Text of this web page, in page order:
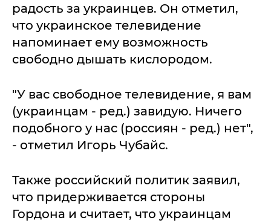
радость за украинцев. Он отметил,
что украинское телевидение
напоминает ему возможность
свободно дышать кислородом.
"У вас свободное телевидение, я вам
(украинцам - ред.) завидую. Ничего
подобного у нас (россиян - ред.) нет",
- отметил Игорь Чубайс.
Также российский политик заявил,
что придерживается стороны
Гордона и считает, что украинцам